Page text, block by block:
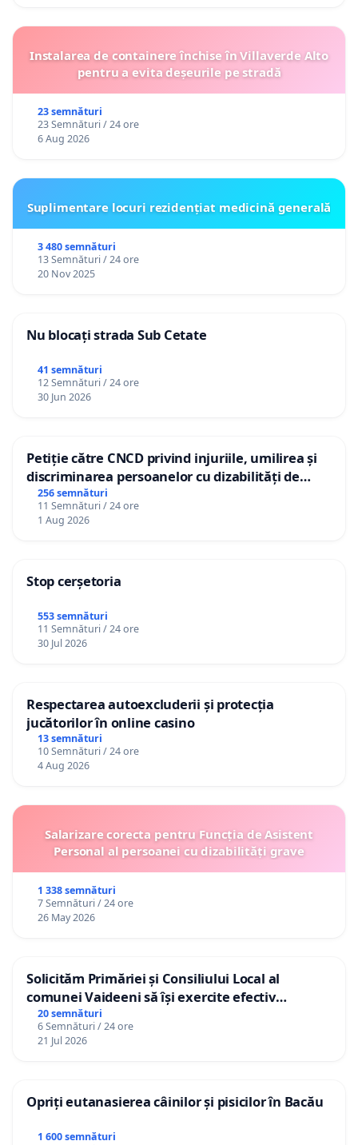
Instalarea de containere închise în Villaverde Alto
pentru a evita deșeurile pe stradă
23 semnături
23 Semnături / 24 ore
6 Aug 2026
Suplimentare locuri rezidențiat medicină generală
3 480 semnături
13 Semnături / 24 ore
20 Nov 2025
Nu blocați strada Sub Cetate
41 semnături
12 Semnături / 24 ore
30 Jun 2026
Petiție către CNCD privind injuriile, umilirea și
discriminarea persoanelor cu dizabilități de
către utilizatorul TikTok „Gorici”
256 semnături
11 Semnături / 24 ore
1 Aug 2026
Stop cerșetoria
553 semnături
11 Semnături / 24 ore
30 Jul 2026
Respectarea autoexcluderii și protecția
jucătorilor în online casino
13 semnături
10 Semnături / 24 ore
4 Aug 2026
Salarizare corecta pentru Funcția de Asistent
Personal al persoanei cu dizabilități grave
1 338 semnături
7 Semnături / 24 ore
26 May 2026
Solicităm Primăriei și Consiliului Local al
comunei Vaideeni să își exercite efectiv
atribuțiile legale și să reprezinte interesele
cetățenilor în raport cu APAVIL S.A, operatorul
serviciului de apă!
20 semnături
6 Semnături / 24 ore
21 Jul 2026
Opriți eutanasierea câinilor și pisicilor în Bacău
1 600 semnături